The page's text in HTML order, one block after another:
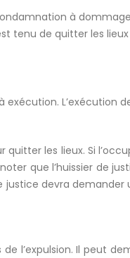
à
tenu de quitter les
L’exécution
les lieux. Si
que l’huissier de
justice devra
l’expulsion. Il peut